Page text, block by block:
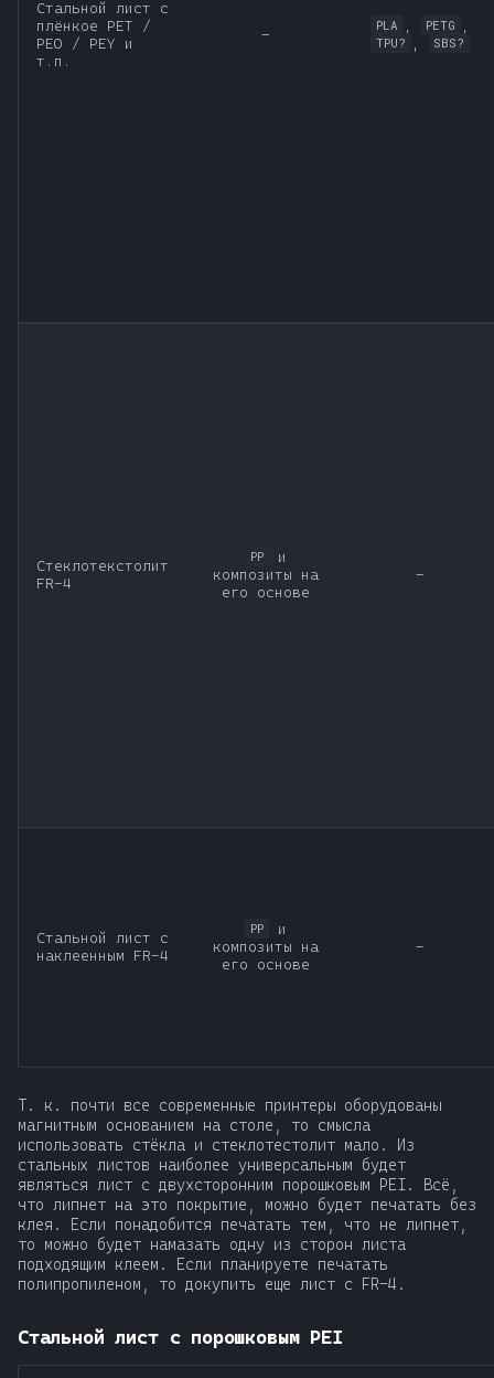
Стальной лист с
плёнкое PET /
PEO / PEY и
т.п.
-
PLA PETG
TPU? SBS?
Стеклотекстолит
FR-4
PP
и
композиты на
его основе
-
Стальной лист с
наклеенным FR-4
PP
и
композиты на
его основе
-
Т. к. почти все современные принтеры оборудованы
магнитным основанием на столе, то смысла
использовать стёкла и стеклотестолит мало. Из
стальных листов наиболее универсальным будет
являться лист c двухсторонним порошковым PEI. Всё,
что липнет на это покрытие, можно будет печатать без
клея. Если понадобится печатать тем, что не липнет,
то можно будет намазать одну из сторон листа
подходящим клеем. Если планируете печатать
полипропиленом, то докупить еще лист с FR-4.
Стальной лист с порошковым PEI